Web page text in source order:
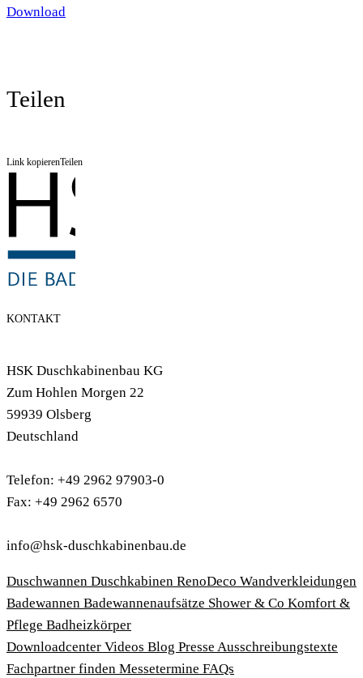
Download
Teilen
Link kopierenTeilen
KONTAKT
HSK Duschkabinenbau KG
Zum Hohlen Morgen 22
59939 Olsberg
Deutschland
Telefon: +49 2962 97903-0
Fax: +49 2962 6570
info@hsk-duschkabinenbau.de
Duschwannen Duschkabinen RenoDeco Wandverkleidungen
Badewannen Badewannenaufsätze Shower & Co Komfort &
Pflege Badheizkörper
Download­center Videos Blog Presse Ausschreibungstexte
Fachpartner finden Messetermine FAQs